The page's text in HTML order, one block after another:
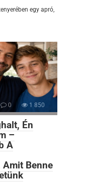
egy apró,
0 1 850
Én
–
A
Benne